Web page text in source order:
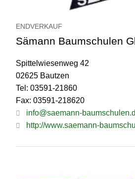
ENDVERKAUF
Sämann Baumschulen
Spittelwiesenweg 42
02625 Bautzen
Tel: 03591-21860
Fax: 03591-218620
info@saemann-
http://www.saemann-